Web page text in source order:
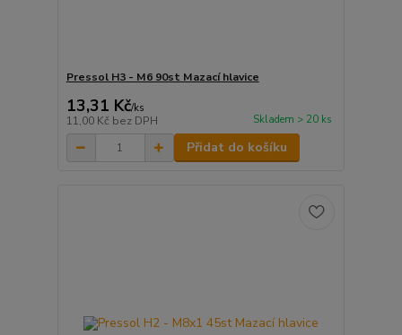
Pressol H3 - M6 90st Mazací hlavice
13,31 Kč/ks
11,00 Kč bez DPH Skladem > 20 ks
Přidat do košíku